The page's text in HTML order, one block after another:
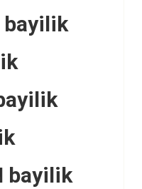
bayilik
bayilik